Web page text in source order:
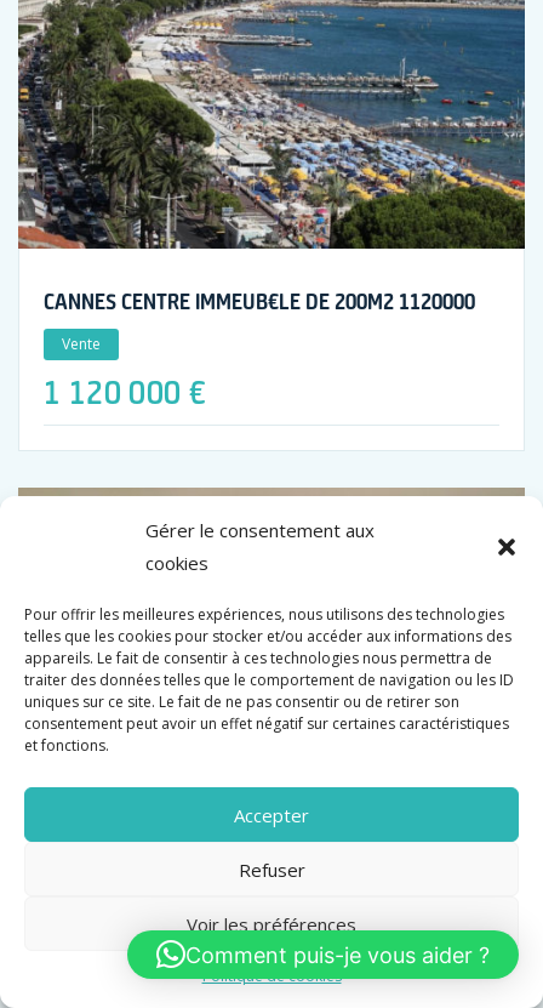
Gérer le consentement aux
cookies
Pour offrir les meilleures expériences, nous utilisons des technologies
telles que les cookies pour stocker et/ou accéder aux informations des
appareils. Le fait de consentir à ces technologies nous permettra de
traiter des données telles que le comportement de navigation ou les ID
uniques sur ce site. Le fait de ne pas consentir ou de retirer son
consentement peut avoir un effet négatif sur certaines caractéristiques
et fonctions.
Accepter
Refuser
Voir les préférences
Politique de cookies
CANNES CENTRE IMMEUB€LE DE 200M2 1120000
Vente
1 120 000 €
CANNES CENTRE BANANE T3/T4 SUD 96M2
Banane
Comment puis-je vous aider ?